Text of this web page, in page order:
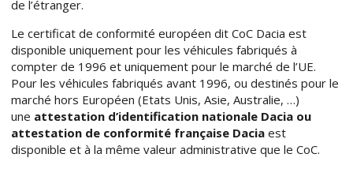
de l’étranger.
Le certificat de conformité européen dit CoC Dacia est
disponible uniquement pour les véhicules fabriqués à
compter de 1996 et uniquement pour le marché de l’UE.
Pour les véhicules fabriqués avant 1996, ou destinés pour le
marché hors Européen (Etats Unis, Asie, Australie, …)
une attestation d’identification nationale Dacia ou
attestation de conformité française Daciaest
disponible et à la même valeur administrative que le CoC.